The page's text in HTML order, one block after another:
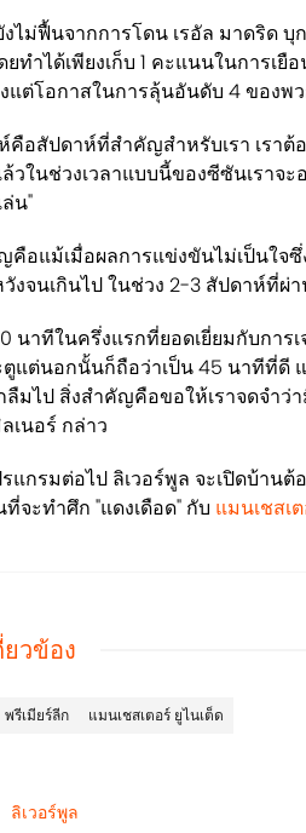
ไม่ฟื้นจากการโดน เรอัล มาดริด
ทำได้เพียงเก็บ 1 คะแนนในการเ
แต่โอกาสในการลุ้นอันดับ 4 ของพ
คือสัปดาห์ที่สำคัญสำหรับเรา เรา
วในช่วงเวลาแบบนี้ของซีซันเราจ
ล่น"
อแม้เมื่อผลการแข่งขันไม่เป็นใจซึ่
งจนเกินไป ในช่วง 2-3 สัปดาห์ที่ผ่
นาทีในครึ่งแรกที่ยอดเยี่ยมกับกา
ตูแต่นอกนั้นก็ถือว่าเป็น 45 นาทีที่
มไป สิ่งสำคัญคือขอให้เราจดจำ
เนอร์ กล่าว
แกรมต่อไป ลิเวอร์พูล จะเปิดบ้าน
จะทำศึก "แดงเดือด" กับ แมนเชสเ
วข้อง
พรีเมียร์ลีก แมนเชสเตอร์ ยูไนเต็ด
ลิเวอร์พูล